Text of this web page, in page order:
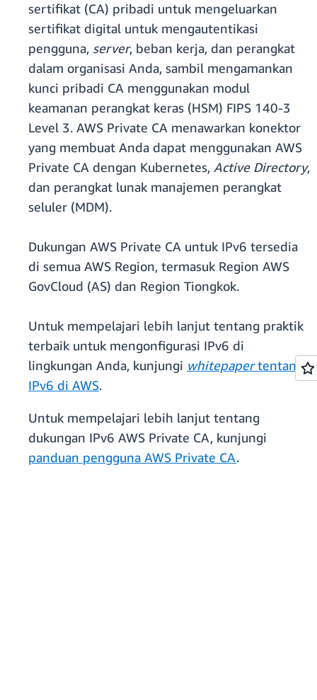
sertifikat (CA) pribadi untuk mengeluarkan
sertifikat digital untuk mengautentikasi
pengguna, server, beban kerja, dan perangkat
dalam organisasi Anda, sambil mengamankan
kunci pribadi CA menggunakan modul
keamanan perangkat keras (HSM) FIPS 140-3
Level 3. AWS Private CA menawarkan konektor
yang membuat Anda dapat menggunakan AWS
Private CA dengan Kubernetes, Active Directory,
dan perangkat lunak manajemen perangkat
seluler (MDM).
Dukungan AWS Private CA untuk IPv6 tersedia
di semua AWS Region, termasuk Region AWS
GovCloud (AS) dan Region Tiongkok.
Untuk mempelajari lebih lanjut tentang praktik
terbaik untuk mengonfigurasi IPv6 di
lingkungan Anda, kunjungi whitepapertentang
IPv6 di AWS.
Untuk mempelajari lebih lanjut tentang
dukungan IPv6 AWS Private CA, kunjungi
panduan pengguna AWS Private CA.